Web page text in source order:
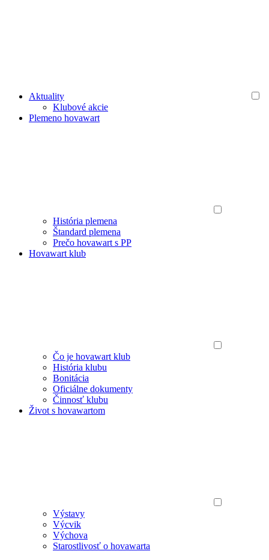
Aktuality
Klubové akcie
Plemeno hovawart
História plemena
Štandard plemena
Prečo hovawart s PP
Hovawart klub
Čo je hovawart klub
História klubu
Bonitácia
Oficiálne dokumenty
Činnosť klubu
Život s hovawartom
Výstavy
Výcvik
Výchova
Starostlivosť o hovawarta